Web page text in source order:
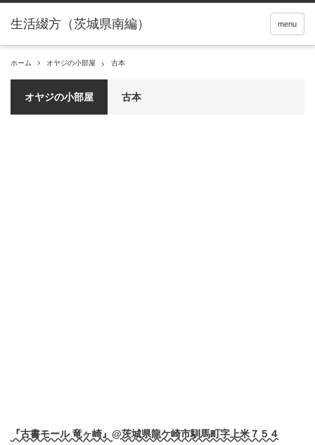
menu
ホーム オヤジの小部屋 古本
オヤジの小部屋 古本
『古書モール 竜ヶ崎』@茨城県龍ケ崎市馴馬町字上米７５４